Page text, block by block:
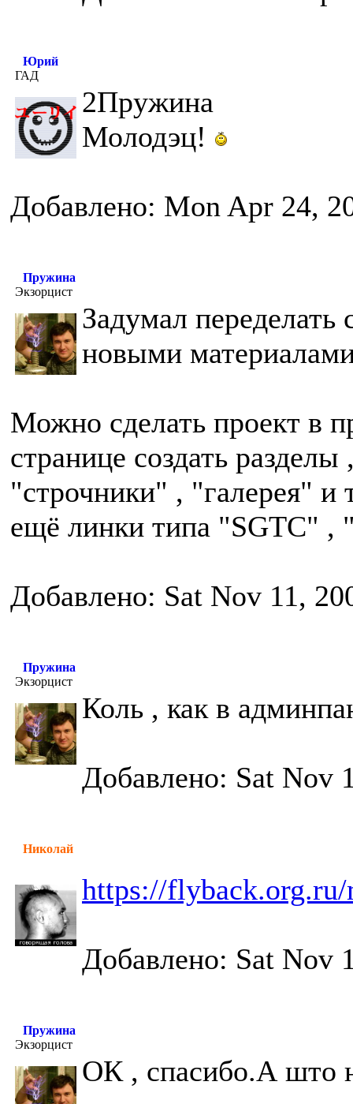
Юрий
ГАД
2Пружина
Молодэц!
Добавлено: Mon Apr 24,
Пружина
Экзорцист
Задумал переделать
новыми
Можно сделать проект в
странице создать
"строчники" , "галерея" и
ещё линки типа "SGTC" ,
Добавлено: Sat Nov 11,
Пружина
Экзорцист
Коль , как в
Добавлено: Sat Nov
Николай
https://flyback.org.ru/
Добавлено: Sat Nov
Пружина
Экзорцист
ОК , спасибо.А што